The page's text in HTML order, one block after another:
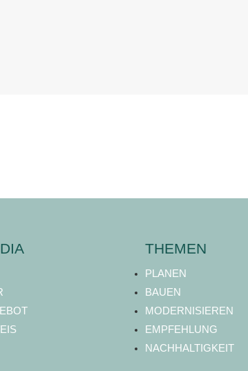
THEMEN
PLANEN
BAUEN
MODERNISIEREN
EMPFEHLUNG
NACHHALTIGKEIT